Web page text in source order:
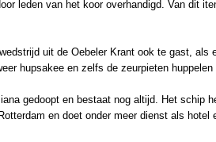
leden van het koor overhandigd. Van dit
uit de Oebeler Krant ook te gast, als
hupsakee en zelfs de zeurpieten huppelen
gedoopt en bestaat nog altijd. Het schip
en doet onder meer dienst als hotel